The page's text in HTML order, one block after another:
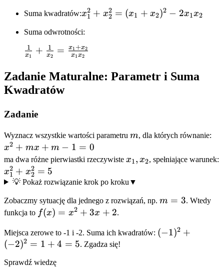
x_2
Suma kwadratów:x_1^2 +
(x_1+x_2)^2
- 2x_1x_2
x1
2 + x2
2 = (x1 + x2)2 − 2x1x2
Suma odwrotności:
\frac{1}{x_1}
{x_2} =
\frac{x_1+x_2}
{x_1x_2}
x1
1 + x2
1 = x1x2
x1+x2
Zadanie Maturalne: Parametr i Suma
Kwadratów
Zadanie
Wyznacz wszystkie wartości parametru m
m, dla których równanie:
x^2
+
mx
+
1 =
0
x2 + mx + m − 1 = 0
ma dwa różne pierwiastki rzeczywiste x_1,
x1, x2, spełniające warunek:
x_1^2
+
= 5
x1
2 + x2
2 = 5
💡 Pokaż rozwiązanie krok po kroku ▼
Zobaczmy sytuację dla jednego z rozwiązań, np. m=3
m = 3. Wtedy
funkcja to f(x)
x^2
+
3x
f(x) = x2 + 3x + 2.
Miejsca zerowe to -1 i -2. Suma ich kwadratów: (-1)^2
(−1)2 +
(−2)2 = 1 + 4 = 5. Zgadza się!
Sprawdź wiedzę